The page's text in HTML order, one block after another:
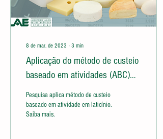
8 de mar. de 2023 ∙ 3 min
Aplicação do método de custeio
baseado em atividades (ABC)
em laticínio
Pesquisa aplica método de custeio
baseado em atividade em laticínio.
Saiba mais.